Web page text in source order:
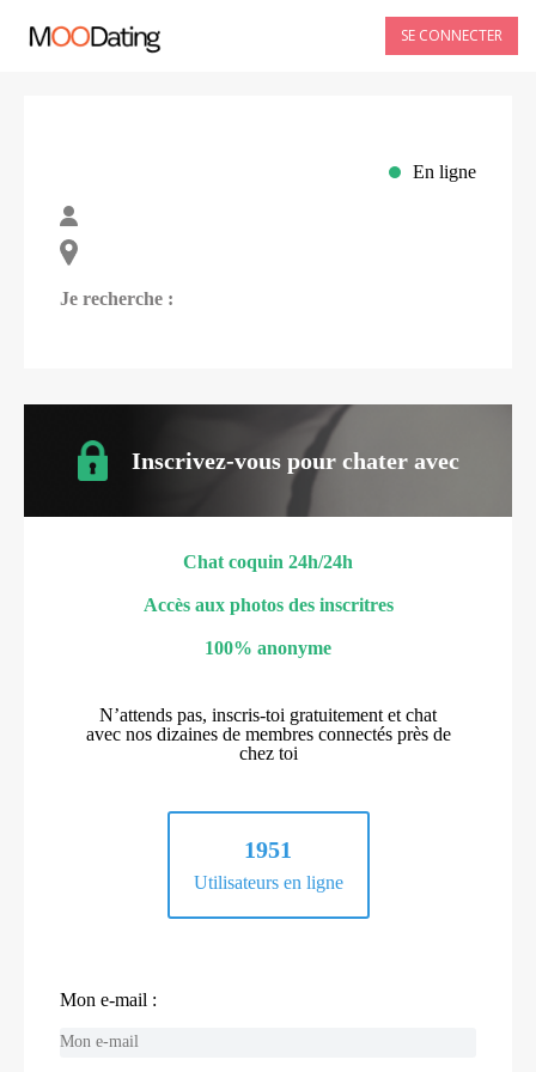
SE CONNECTER
En ligne
Je recherche :
Inscrivez-vous pour chater avec
Chat coquin 24h/24h
Accès aux photos des inscritres
100% anonyme
N’attends pas, inscris-toi gratuitement et chat
avec nos dizaines de membres connectés près de
chez toi
1951
Utilisateurs en ligne
Mon e-mail :